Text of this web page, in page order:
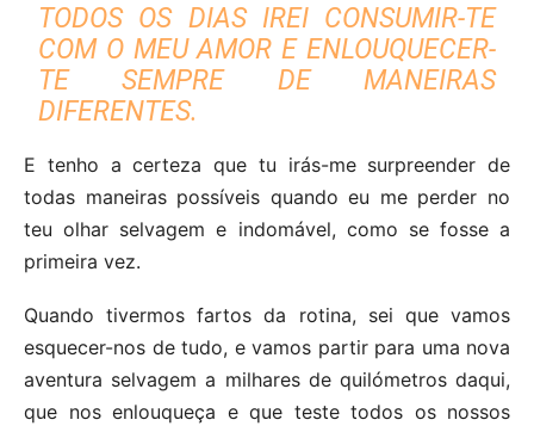
TODOS OS DIAS IREI CONSUMIR-TE
COM O MEU AMOR E ENLOUQUECER-
TE SEMPRE DE MANEIRAS
DIFERENTES.
E tenho a certeza que tu irás-me surpreender de
todas maneiras possíveis quando eu me perder no
teu olhar selvagem e indomável, como se fosse a
primeira vez.
Quando tivermos fartos da rotina, sei que vamos
esquecer-nos de tudo, e vamos partir para uma nova
aventura selvagem a milhares de quilómetros daqui,
que nos enlouqueça e que teste todos os nossos